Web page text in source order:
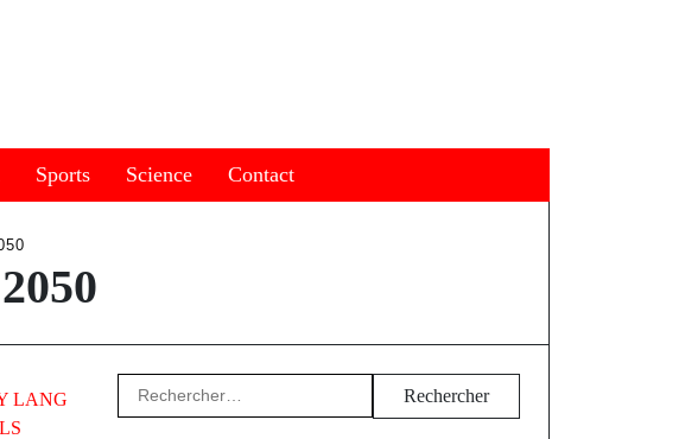
Sports Science Contact
LANG
Rechercher :